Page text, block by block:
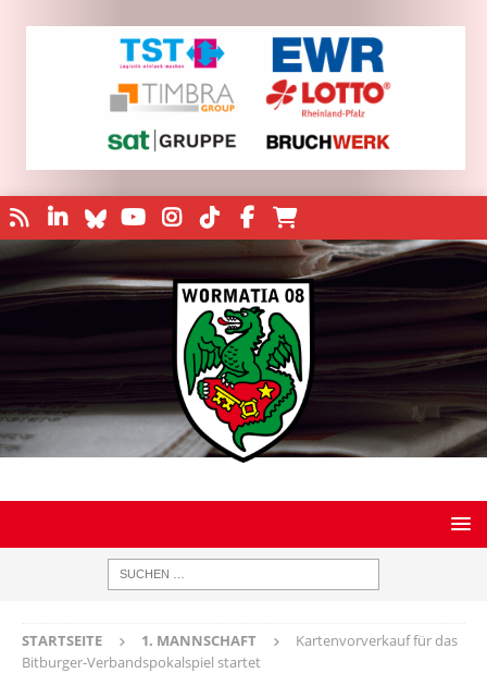
STARTSEITE 1. MANNSCHAFT
Kartenvorverkauf für das
Bitburger-Verbandspokalspiel startet